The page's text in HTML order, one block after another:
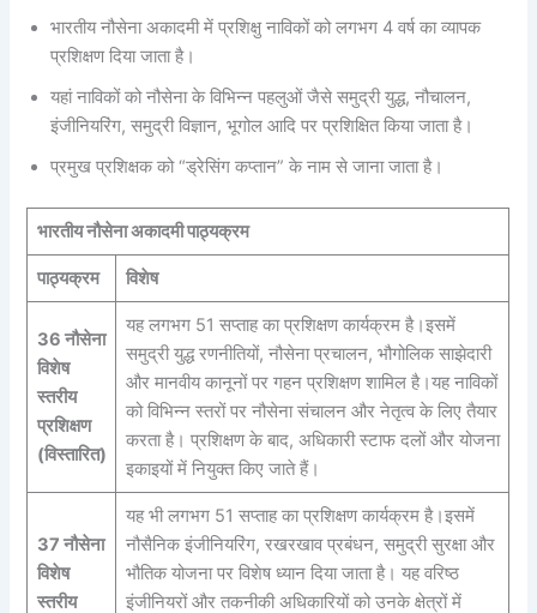
भारतीय नौसेना अकादमी में प्रशिक्षु नाविकों को लगभग 4 वर्ष का व्यापक
प्रशिक्षण दिया जाता है।
यहां नाविकों को नौसेना के विभिन्न पहलुओं जैसे समुद्री युद्ध, नौचालन,
इंजीनियरिंग, समुद्री विज्ञान, भूगोल आदि पर प्रशिक्षित किया जाता है।
प्रमुख प्रशिक्षक को “ड्रेसिंग कप्तान” के नाम से जाना जाता है।
भारतीय नौसेना अकादमी पाठ्यक्रम
पाठ्यक्रम विशेष
36 नौसेना
विशेष
स्तरीय
प्रशिक्षण
(विस्तारित)
यह लगभग 51 सप्ताह का प्रशिक्षण कार्यक्रम है।इसमें
समुद्री युद्ध रणनीतियों, नौसेना प्रचालन, भौगोलिक साझेदारी
और मानवीय कानूनों पर गहन प्रशिक्षण शामिल है।यह नाविकों
को विभिन्न स्तरों पर नौसेना संचालन और नेतृत्व के लिए तैयार
करता है। प्रशिक्षण के बाद, अधिकारी स्टाफ दलों और योजना
इकाइयों में नियुक्त किए जाते हैं।
37 नौसेना
विशेष
स्तरीय
यह भी लगभग 51 सप्ताह का प्रशिक्षण कार्यक्रम है।इसमें
नौसैनिक इंजीनियरिंग, रखरखाव प्रबंधन, समुद्री सुरक्षा और
भौतिक योजना पर विशेष ध्यान दिया जाता है। यह वरिष्ठ
इंजीनियरों और तकनीकी अधिकारियों को उनके क्षेत्रों में